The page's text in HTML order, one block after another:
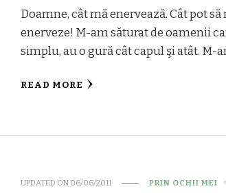
Doamne, cât mă enervează. Cât pot să
enerveze! M-am săturat de oamenii
simplu, au o gură cât capul şi atât. M-
READ MORE
UPDATED ON 06/06/2011 PRIN OCHII MEI